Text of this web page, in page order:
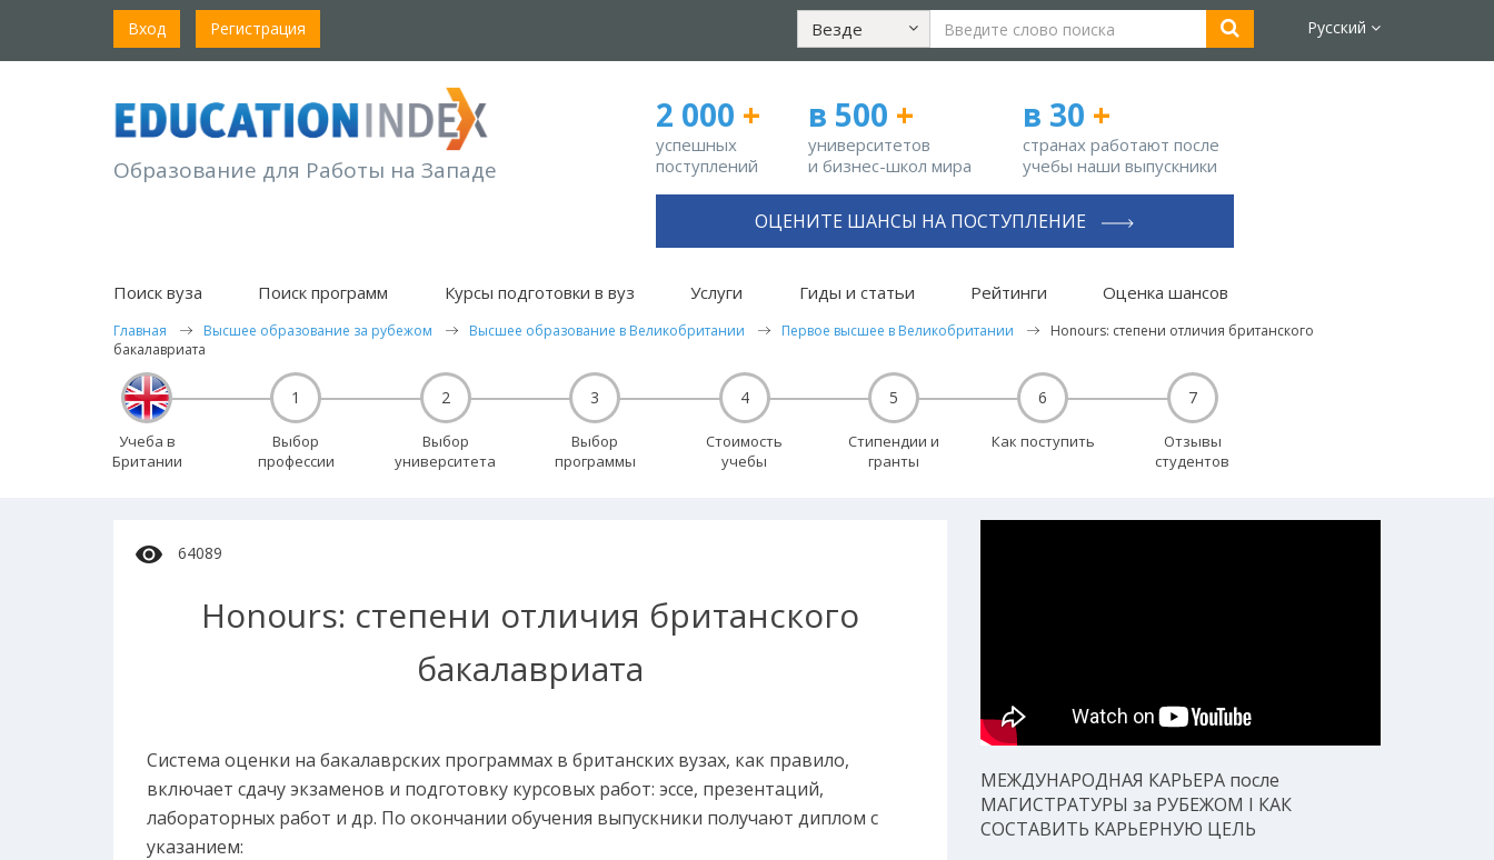
Вход Регистрация Везде Русский
Образование для Работы на Западе
2 000 +
успешных
поступлений
в 500 +
университетов
и бизнес-школ мира
в 30 +
странах работают после
учебы наши выпускники
ОЦЕНИТЕ ШАНСЫ НА ПОСТУПЛЕНИЕ
Поиск вуза Поиск программ Курсы подготовки в вуз Услуги Гиды и статьи Рейтинги Оценка шансов
Главная Высшее образование за рубежом Высшее образование в Великобритании Первое высшее в Великобритании
Honours: степени отличия британского
бакалавриата
Учеба в
Британии
1
Выбор
профессии
2
Выбор
университета
3
Выбор
программы
4
Стоимость
учебы
5
Стипендии и
гранты
6
Как поступить
7
Отзывы
студентов
64089
Honours: степени отличия британского
бакалавриата
Система оценки на бакалаврских программах в британских вузах, как правило,
включает сдачу экзаменов и подготовку курсовых работ: эссе, презентаций,
лабораторных работ и др. По окончании обучения выпускники получают диплом с
указанием:
МЕЖДУНАРОДНАЯ КАРЬЕРА после
МАГИСТРАТУРЫ за РУБЕЖОМ I КАК
СОСТАВИТЬ КАРЬЕРНУЮ ЦЕЛЬ